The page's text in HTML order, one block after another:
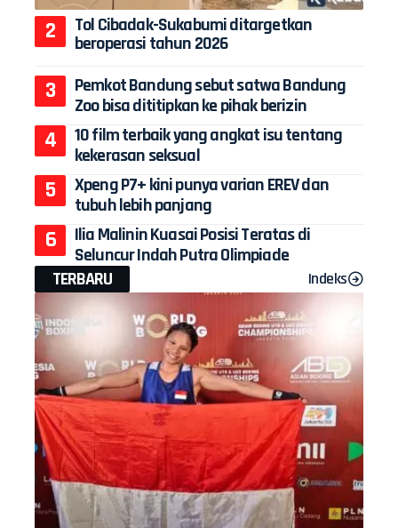
Tol Cibadak-Sukabumi ditargetkan
beroperasi tahun 2026
Pemkot Bandung sebut satwa Bandung
Zoo bisa dititipkan ke pihak berizin
10 film terbaik yang angkat isu tentang
kekerasan seksual
Xpeng P7+ kini punya varian EREV dan
tubuh lebih panjang
Ilia Malinin Kuasai Posisi Teratas di
Seluncur Indah Putra Olimpiade
TERBARU
Indeks